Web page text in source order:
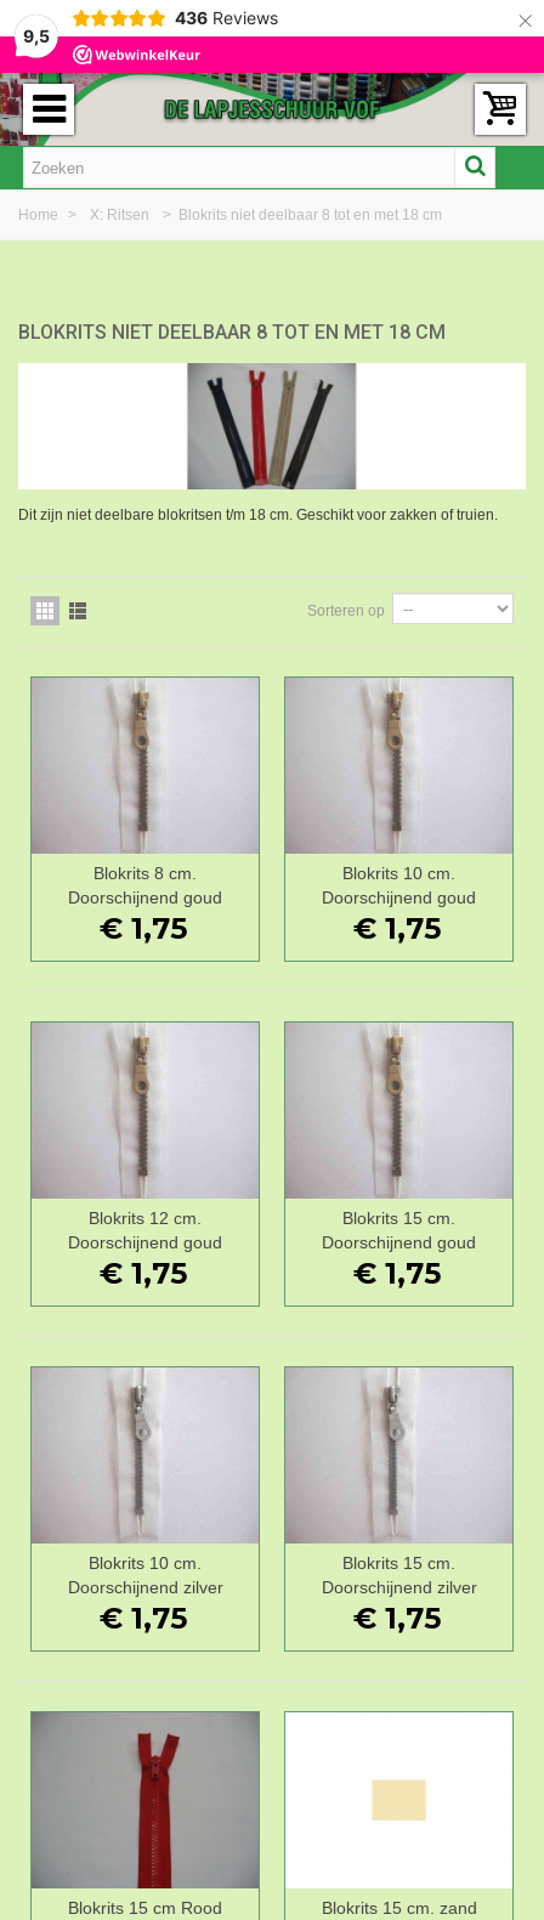
9,5
436 Reviews ×
Home > X: Ritsen > Blokrits niet deelbaar 8 tot en met 18 cm
BLOKRITS NIET DEELBAAR 8 TOT EN MET 18 CM
Dit zijn niet deelbare blokritsen t/m 18 cm. Geschikt voor zakken of truien.
Sorteren op
Blokrits 8 cm.
Doorschijnend goud
€ 1,75
Blokrits 10 cm.
Doorschijnend goud
€ 1,75
Blokrits 12 cm.
Doorschijnend goud
€ 1,75
Blokrits 15 cm.
Doorschijnend goud
€ 1,75
Blokrits 10 cm.
Doorschijnend zilver
€ 1,75
Blokrits 15 cm.
Doorschijnend zilver
€ 1,75
Blokrits 15 cm Rood Blokrits 15 cm. zand